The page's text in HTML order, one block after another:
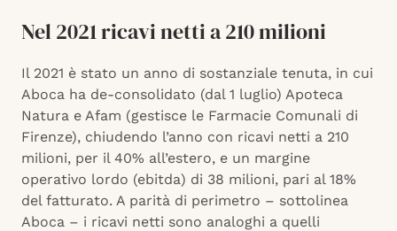
Nel 2021 ricavi netti a 210 milioni
Il 2021 è stato un anno di sostanziale tenuta, in cui
Aboca ha de-consolidato (dal 1 luglio) Apoteca
Natura e Afam (gestisce le Farmacie Comunali di
Firenze), chiudendo l’anno con ricavi netti a 210
milioni, per il 40% all’estero, e un margine
operativo lordo (ebitda) di 38 milioni, pari al 18%
del fatturato. A parità di perimetro – sottolinea
Aboca – i ricavi netti sono analoghi a quelli